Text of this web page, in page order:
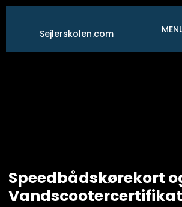
Gå
indholdetSejlerskolen.com
Speedbådskørekort
Vandscootercertifikat